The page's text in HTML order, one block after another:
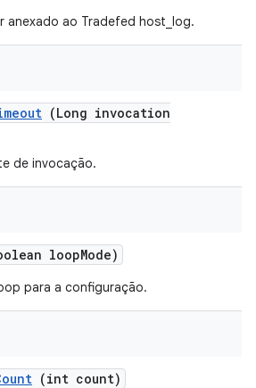
anexado ao Tradefed host_log.
(Long invocation
de invocação.
loopMode)
para a configuração.
(int count)